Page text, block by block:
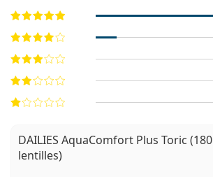
DAILIES AquaComfort Plus Toric (180
lentilles)